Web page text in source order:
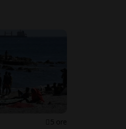
5 ore